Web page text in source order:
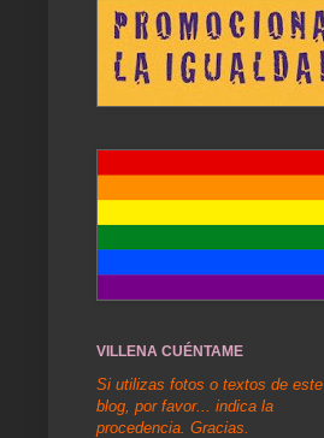
VILLENA CUÉNTAME
Si utilizas fotos o textos de este
blog, por favor... indica la
procedencia. Gracias.